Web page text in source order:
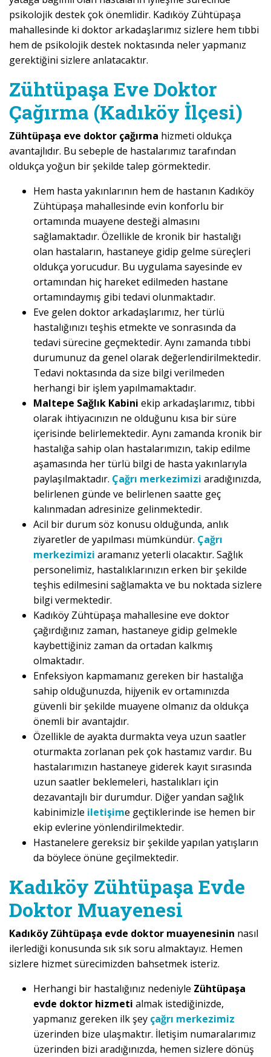
psikolojik destek çok önemlidir. Kadıköy Zühtüpaşa
mahallesinde ki doktor arkadaşlarımız sizlere hem tıbbi
hem de psikolojik destek noktasında neler yapmanız
gerektiğini sizlere anlatacaktır.
Zühtüpaşa Eve Doktor
Çağırma (Kadıköy İlçesi)
Zühtüpaşa eve doktor çağırma hizmeti oldukça
avantajlıdır. Bu sebeple de hastalarımız tarafından
oldukça yoğun bir şekilde talep görmektedir.
Hem hasta yakınlarının hem de hastanın Kadıköy
Zühtüpaşa mahallesinde evin konforlu bir
ortamında muayene desteği almasını
sağlamaktadır. Özellikle de kronik bir hastalığı
olan hastaların, hastaneye gidip gelme süreçleri
oldukça yorucudur. Bu uygulama sayesinde ev
ortamından hiç hareket edilmeden hastane
ortamındaymış gibi tedavi olunmaktadır.
Eve gelen doktor arkadaşlarımız, her türlü
hastalığınızı teşhis etmekte ve sonrasında da
tedavi sürecine geçmektedir. Aynı zamanda tıbbi
durumunuz da genel olarak değerlendirilmektedir.
Tedavi noktasında da size bilgi verilmeden
herhangi bir işlem yapılmamaktadır.
Maltepe Sağlık Kabini ekip arkadaşlarımız, tıbbi
olarak ihtiyacınızın ne olduğunu kısa bir süre
içerisinde belirlemektedir. Aynı zamanda kronik bir
hastalığa sahip olan hastalarımızın, takip edilme
aşamasında her türlü bilgi de hasta yakınlarıyla
paylaşılmaktadır. Çağrı merkezimizi aradığınızda,
belirlenen günde ve belirlenen saatte geç
kalınmadan adresinize gelinmektedir.
Acil bir durum söz konusu olduğunda, anlık
ziyaretler de yapılması mümkündür. Çağrı
merkezimizi aramanız yeterli olacaktır. Sağlık
personelimiz, hastalıklarınızın erken bir şekilde
teşhis edilmesini sağlamakta ve bu noktada sizlere
bilgi vermektedir.
Kadıköy Zühtüpaşa mahallesine eve doktor
çağırdığınız zaman, hastaneye gidip gelmekle
kaybettiğiniz zaman da ortadan kalkmış
olmaktadır.
Enfeksiyon kapmamanız gereken bir hastalığa
sahip olduğunuzda, hijyenik ev ortamınızda
güvenli bir şekilde muayene olmanız da oldukça
önemli bir avantajdır.
Özellikle de ayakta durmakta veya uzun saatler
oturmakta zorlanan pek çok hastamız vardır. Bu
hastalarımızın hastaneye giderek kayıt sırasında
uzun saatler beklemeleri, hastalıkları için
dezavantajlı bir durumdur. Diğer yandan sağlık
kabinimizle iletişime geçtiklerinde ise hemen bir
ekip evlerine yönlendirilmektedir.
Hastanelere gereksiz bir şekilde yapılan yatışların
da böylece önüne geçilmektedir.
Kadıköy Zühtüpaşa Evde
Doktor Muayenesi
Kadıköy Zühtüpaşa evde doktor muayenesinin nasıl
ilerlediği konusunda sık sık soru almaktayız. Hemen
sizlere hizmet sürecimizden bahsetmek isteriz.
Herhangi bir hastalığınız nedeniyle Zühtüpaşa
evde doktor hizmeti almak istediğinizde,
yapmanız gereken ilk şey çağrı merkezimiz
üzerinden bize ulaşmaktır. İletişim numaralarımız
üzerinden bizi aradığınızda, hemen sizlere dönüş